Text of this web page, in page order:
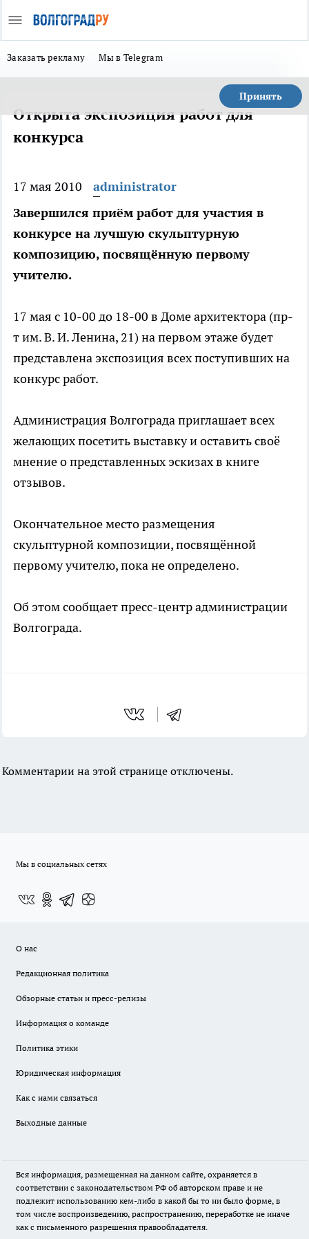
Заказать рекламу Мы в Telegram
Принять
Открыта экспозиция работ для
конкурса
17 мая 2010
administrator
Завершился приём работ для участия в
конкурсе на лучшую скульптурную
композицию, посвящённую первому
учителю.
17 мая с 10-00 до 18-00 в Доме архитектора (пр-
т им. В. И. Ленина, 21) на первом этаже будет
представлена экспозиция всех поступивших на
конкурс работ.
Администрация Волгограда приглашает всех
желающих посетить выставку и оставить своё
мнение о представленных эскизах в книге
отзывов.
Окончательное место размещения
скульптурной композиции, посвящённой
первому учителю, пока не определено.
Об этом сообщает пресс-центр администрации
Волгограда.
Комментарии на этой странице отключены.
Мы в социальных сетях
О нас
Редакционная политика
Обзорные статьи и пресс-релизы
Информация о команде
Политика этики
Юридическая информация
Как с нами связаться
Выходные данные
Вся информация, размещенная на данном сайте, охраняется в
соответствии с законодательством РФ об авторском праве и не
подлежит использованию кем-либо в какой бы то ни было форме, в
том числе воспроизведению, распространению, переработке не иначе
как с письменного разрешения правообладателя.